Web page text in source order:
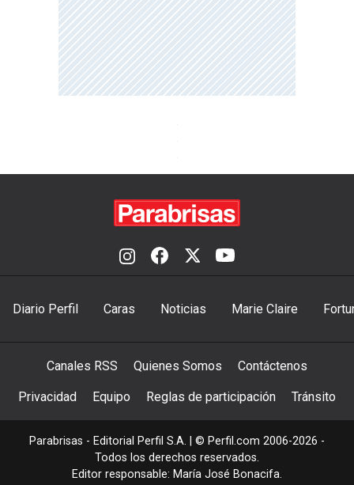
Diario Perfil Caras Noticias Marie Claire
Canales RSS Quienes Somos Contáctenos
Privacidad Equipo Reglas de participación Tránsito
Parabrisas - Editorial Perfil S.A. | © Perfil.com 2006-2026 -
Todos los derechos reservados.
Editor responsable: María José Bonacifa.